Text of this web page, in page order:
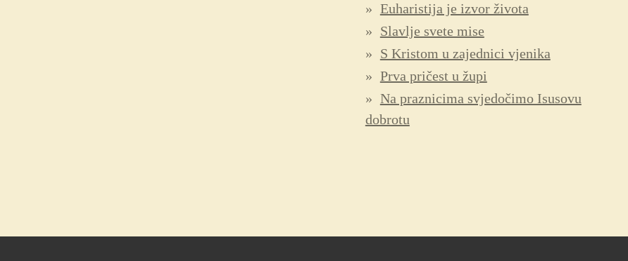
Euharistija je izvor života
Slavlje svete mise
S Kristom u zajednici vjenika
Prva pričest u župi
Na praznicima svjedočimo Isusovu
dobrotu